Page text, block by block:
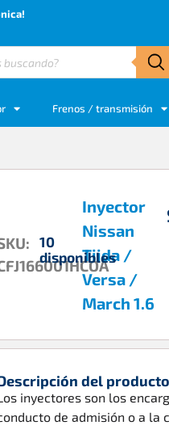
Frenos / transmisión
Inyector
Nissan
Tiida /
Versa /
March 1.6
10
disponibles
del producto
inyectores son los
de admisión o a la